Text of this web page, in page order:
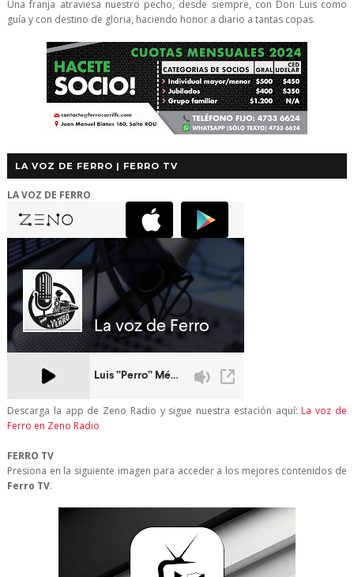
Una franja atraviesa nuestro pecho, desde siempre, con Don Luis como
guía y con destino de gloria, haciendo honor a diario a tantas copas.
LA VOZ DE FERRO | FERRO TV
LA VOZ DE FERRO
Descarga la app de Zeno Radio y sigue nuestra estación aquí: La voz de
Ferro en Zeno Radio
FERRO TV
Presiona en la siguiente imagen para acceder a los mejores contenidos de
Ferro TV.